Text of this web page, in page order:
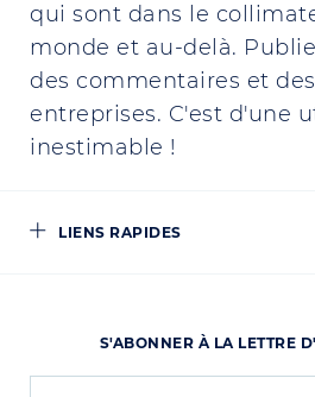
qui sont dans le
monde et au-delà.
des commentaires et
entreprises. C'est d'une
inestimable !
LIENS RAPIDES
S'ABONNER À LA LETTRE